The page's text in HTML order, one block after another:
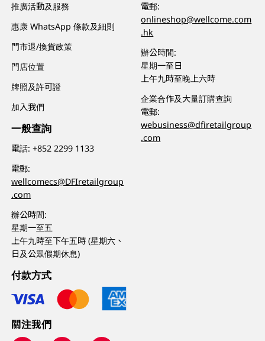
推廣活動及服務
惠康 WhatsApp 條款及細則
門市退/換貨政策
門店位置
牌照及許可證
加入我們
一般查詢
電話:+852 2299 1133
電郵:
wellcomecs@DFIretailgroup
.com
辦公時間:
星期一至五
上午九時至下午五時 (星期六、
日及公眾假期休息)
電郵:
onlineshop@wellcome.com
.hk
辦公時間:
星期一至日
上午九時至晚上六時
企業合作及大量訂購查詢
電郵:
webusiness@dfiretailgroup
.com
付款方式
關注我們